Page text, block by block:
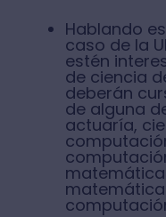
Hablando
caso de la
estén
de ciencia
deberán
de alguna
actuaría,